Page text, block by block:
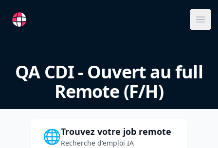
RemoteFR
QA CDI - Ouvert au full
Remote (F/H)
🌐Trouvez votre job remote
Recherche d'emploi IA